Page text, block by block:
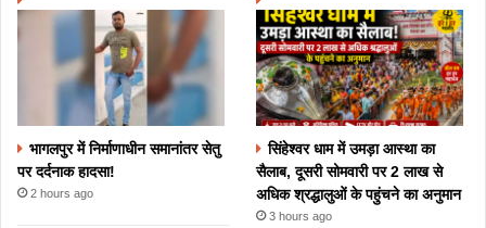
भागलपुर में निर्माणाधीन समानांतर सेतु
पर दर्दनाक हादसा!
2 hours ago
सिंहेश्वर धाम में उमड़ा आस्था का
सैलाब, दूसरी सोमवारी पर 2 लाख से
अधिक श्रद्धालुओं के पहुंचने का अनुमान
3 hours ago